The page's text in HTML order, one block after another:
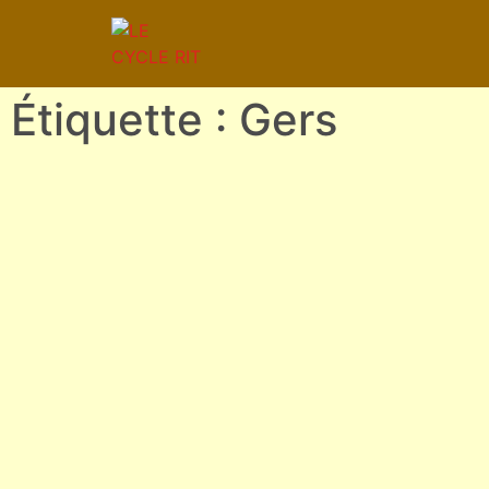
Étiquette : Gers